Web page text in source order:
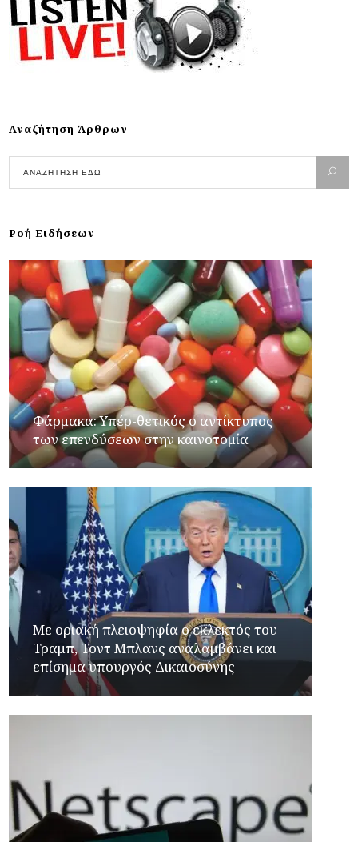
Αναζήτηση Άρθρων
Ροή Ειδήσεων
Φάρμακα: Υπέρ-θετικός ο αντίκτυπος
των επενδύσεων στην καινοτομία
Με οριακή πλειοψηφία ο εκλεκτός του
Τραμπ, Τοντ Μπλανς αναλαμβάνει και
επίσημα υπουργός Δικαιοσύνης